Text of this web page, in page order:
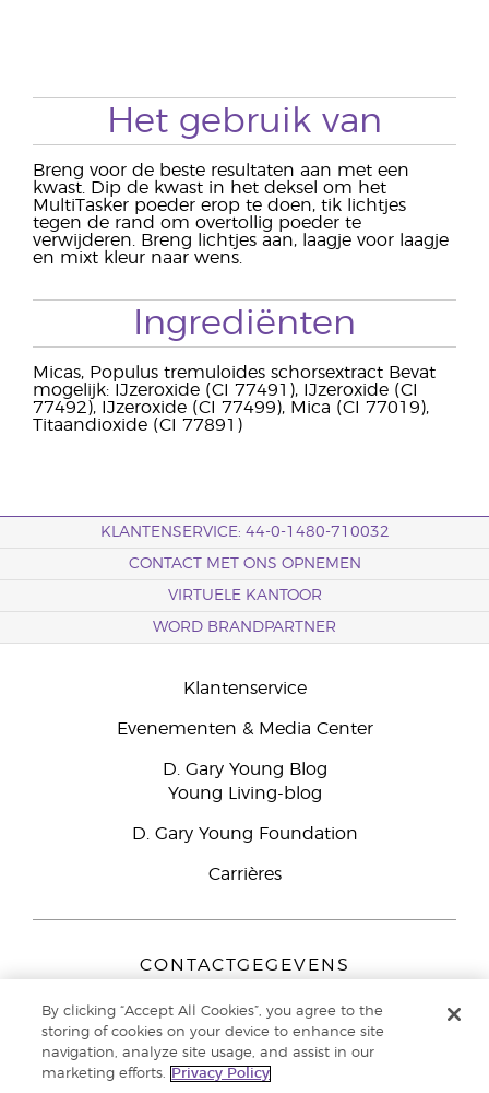
Het gebruik van
Breng voor de beste resultaten aan met een
kwast. Dip de kwast in het deksel om het
MultiTasker poeder erop te doen, tik lichtjes
tegen de rand om overtollig poeder te
verwijderen. Breng lichtjes aan, laagje voor laagje
en mixt kleur naar wens.
Ingrediënten
Micas, Populus tremuloides schorsextract Bevat
mogelijk: IJzeroxide (CI 77491), IJzeroxide (CI
77492), IJzeroxide (CI 77499), Mica (CI 77019),
Titaandioxide (CI 77891)
KLANTENSERVICE: 44-0-1480-710032
CONTACT MET ONS OPNEMEN
VIRTUELE KANTOOR
WORD BRANDPARTNER
Klantenservice
Evenementen & Media Center
D. Gary Young Blog
Young Living-blog
D. Gary Young Foundation
Carrières
CONTACTGEGEVENS
Peizerweg 97
9727 AJ Groningen
Nederland
By clicking “Accept All Cookies”, you agree to the
storing of cookies on your device to enhance site
navigation, analyze site usage, and assist in our
marketing efforts.
Privacy Policy